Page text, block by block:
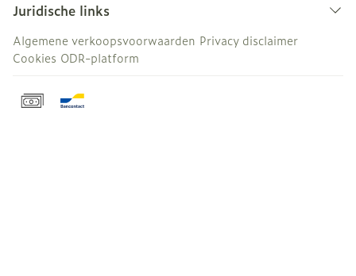
Juridische links
Algemene verkoopsvoorwaarden Privacy disclaimer
Cookies ODR-platform